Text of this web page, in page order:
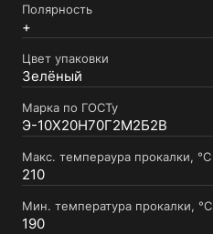
Полярность
+
Цвет упаковки
Зелёный
Марка по ГОСТу
Э-10Х20Н70Г2М2Б2В
Макс. темпераура прокалки, °C
210
Мин. температура прокалки, °C
190